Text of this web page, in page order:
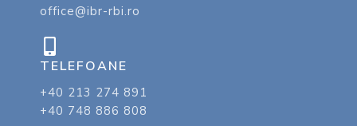
office@ibr-rbi.ro
TELEFOANE
+40 213 274 891
+40 748 886 808